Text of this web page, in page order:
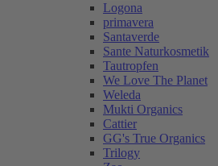
Logona
primavera
Santaverde
Sante Naturkosmetik
Tautropfen
We Love The Planet
Weleda
Mukti Organics
Cattier
GG's True Organics
Trilogy